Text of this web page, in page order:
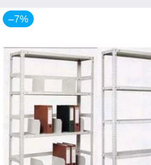
–7%